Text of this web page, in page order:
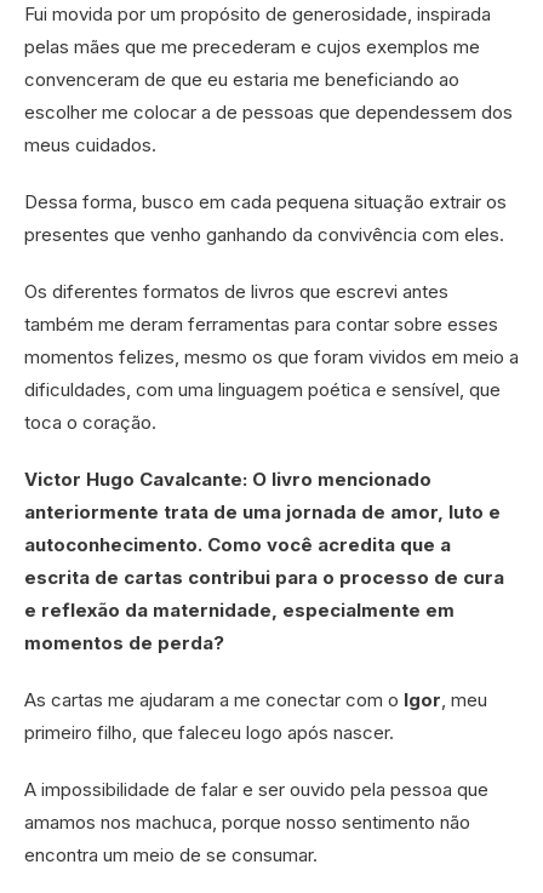
Fui movida por um propósito de generosidade, inspirada
pelas mães que me precederam e cujos exemplos me
convenceram de que eu estaria me beneficiando ao
escolher me colocar a de pessoas que dependessem dos
meus cuidados.
Dessa forma, busco em cada pequena situação extrair os
presentes que venho ganhando da convivência com eles.
Os diferentes formatos de livros que escrevi antes
também me deram ferramentas para contar sobre esses
momentos felizes, mesmo os que foram vividos em meio a
dificuldades, com uma linguagem poética e sensível, que
toca o coração.
Victor Hugo Cavalcante: O livro mencionado
anteriormente trata de uma jornada de amor, luto e
autoconhecimento. Como você acredita que a
escrita de cartas contribui para o processo de cura
e reflexão da maternidade, especialmente em
momentos de perda?
As cartas me ajudaram a me conectar com o Igor , meu
primeiro filho, que faleceu logo após nascer.
A impossibilidade de falar e ser ouvido pela pessoa que
amamos nos machuca, porque nosso sentimento não
encontra um meio de se consumar.